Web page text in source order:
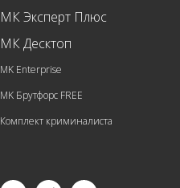
МК Эксперт Плюс
МК Десктоп
MK Enterprise
MK Брутфорс FREE
Комплект криминалиста